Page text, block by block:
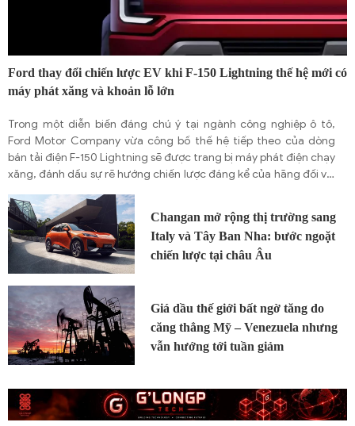
Ford thay đổi chiến lược EV khi F-150 Lightning thế hệ mới có
máy phát xăng và khoản lỗ lớn
Trong một diễn biến đáng chú ý tại ngành công nghiệp ô tô,
Ford Motor Company vừa công bố thế hệ tiếp theo của dòng
bán tải điện F-150 Lightning sẽ được trang bị máy phát điện chạy
xăng, đánh dấu sự rẽ hướng chiến lược đáng kể của hãng đối với
phân khúc xe điện trọng tải lớn. Quyết định này diễn ra trong bối
cảnh Ford vừa ghi nhận một khoản lỗ đáng kể và đang tái định
hình trọng tâm sản phẩm sau nhiều năm đầu tư mạnh mẽ vào xe
điện (EV).
Changan mở rộng thị trường sang
Italy và Tây Ban Nha: bước ngoặt
chiến lược tại châu Âu
Giá dầu thế giới bất ngờ tăng do
căng thẳng Mỹ – Venezuela nhưng
vẫn hướng tới tuần giảm